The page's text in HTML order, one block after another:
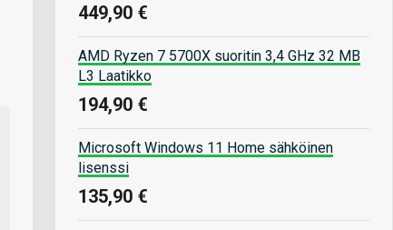
449,90 €
AMD Ryzen 7 5700X suoritin 3,4 GHz 32 MB
L3 Laatikko
194,90 €
Microsoft Windows 11 Home sähköinen
lisenssi
135,90 €